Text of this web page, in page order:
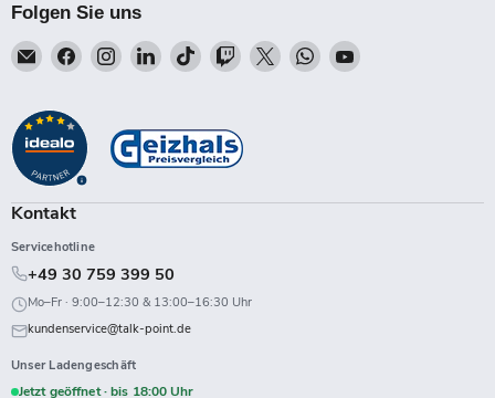
Folgen Sie uns
Email
Talk-
Finden
Sie
auf
Facebook
Finden
Sie
auf
Instagram
Finden
Sie
auf
LinkedIn
Finden
Sie
auf
TikTok
Finden
Sie
Twitch
Finden
Sie
Finden
Sie
Finden
Kontakt
Servicehotline
+49 30 759 399 50
Mo–Fr · 9:00–12:30 & 13:00–16:30 Uhr
kundenservice@talk-point.de
Unser Ladengeschäft
Jetzt geöffnet · bis 18:00 Uhr